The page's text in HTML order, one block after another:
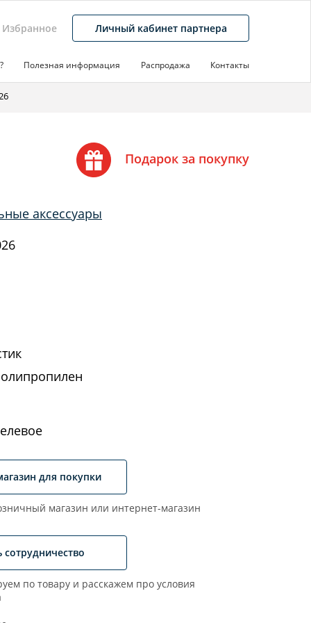
Избранное Личный кабинет партнера
Полезная информация Распродажа Контакты
Подарок за покупку
аксессуары
для покупки
магазин или интернет-магазин
сотрудничество
по товару и расскажем про условия